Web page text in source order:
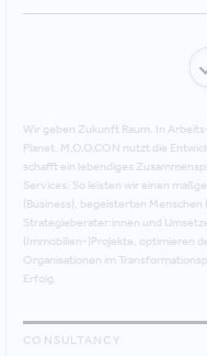
Wir geben Zukunft Raum. In
Planet. M.O.O.CON nutzt die
schafft ein lebendiges
Services. So leisten wir einen
(Business), begeisterten
Strategieberater:innen und
(Immobilien-)Projekte, optimieren
Organisationen im
Erfolg.
CONSULTANCY